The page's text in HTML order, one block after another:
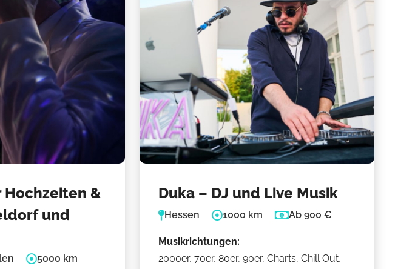
Hochzeiten &
und
5000 km
Duka – DJ und Live Musik
Hessen 1000 km Ab 900 €
Musikrichtungen:
2000er, 70er, 80er, 90er, Charts, Chill Out,